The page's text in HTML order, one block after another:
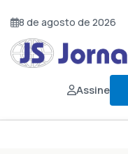
8 de agosto de 2026
Assine